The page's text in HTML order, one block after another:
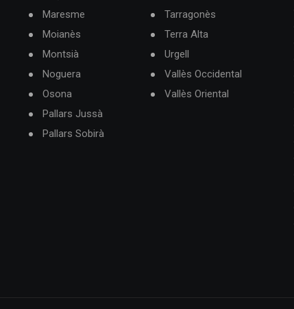
Maresme
Moianès
Montsià
Noguera
Osona
Pallars Jussà
Pallars Sobirà
Tarragonès
Terra Alta
Urgell
Vallès Occidental
Vallès Oriental